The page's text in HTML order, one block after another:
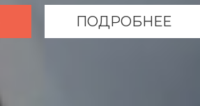
ПОДРОБНЕЕ